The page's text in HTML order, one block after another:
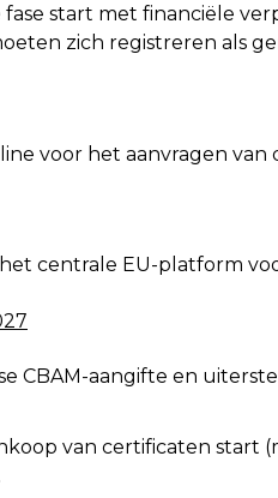
fase start met financiële
zich registreren als
voor het aanvragen
centrale EU-platform
CBAM-aangifte en
van certificaten start